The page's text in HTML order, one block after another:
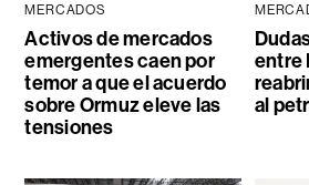
MERCADOS
Activos de mercados
emergentes caen por
temor a que el acuerdo
sobre Ormuz eleve las
tensiones
entre
al